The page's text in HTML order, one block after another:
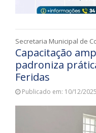
Secretaria Municipal de
Capacitação
padroniza
Feridas
Publicado em: 10/12/